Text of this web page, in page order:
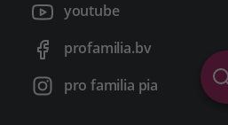
youtube
profamilia.bv
pro familia pia